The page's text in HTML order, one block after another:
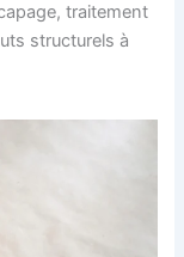
traitement
structurels à